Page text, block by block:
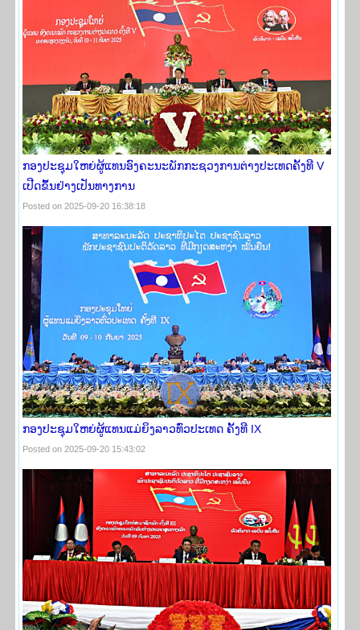
ກອງປະຊຸມໃຫຍ່ຜູ້ແທນອົງຄະນະພັກກະຊວງການຕ່າງປະເທດຄັ້ງທີ V
ເປີດຂຶ້ນຢ່າງເປັນທາງການ
Posted on 2025-09-20 16:38:18
ກອງປະຊຸມໃຫຍ່ຜູ້ແທນແມ່ຍິງລາວທົ່ວປະເທດ ຄັ້ງທີ IX
Posted on 2025-09-20 15:43:02